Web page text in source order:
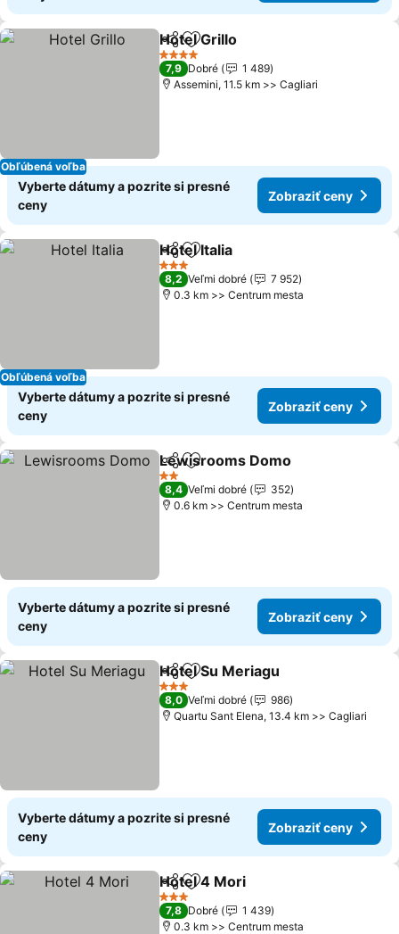
Obľúbená voľba
ZdieľaťPridať do obľúbených
Hotel Grillo
4 Počet hviezdičiek
7,9 Dobré
1 489
Assemini, 11.5 km >> Cagliari
Vyberte dátumy a pozrite si presné
ceny
Zobraziť ceny
Obľúbená voľba
ZdieľaťPridať do obľúbených
Hotel Italia
3 Počet hviezdičiek
8,2 Veľmi dobré
7 952
0.3 km >> Centrum mesta
Vyberte dátumy a pozrite si presné
ceny
Zobraziť ceny
ZdieľaťPridať do obľúbených
Lewisrooms Domo
2 Počet hviezdičiek
8,4 Veľmi dobré
352
0.6 km >> Centrum mesta
Vyberte dátumy a pozrite si presné
ceny
Zobraziť ceny
ZdieľaťPridať do obľúbených
Hotel Su Meriagu
3 Počet hviezdičiek
8,0 Veľmi dobré
986
Quartu Sant Elena, 13.4 km >> Cagliari
Vyberte dátumy a pozrite si presné
ceny
Zobraziť ceny
ZdieľaťPridať do obľúbených
Hotel 4 Mori
3 Počet hviezdičiek
7,8 Dobré
1 439
0.3 km >> Centrum mesta